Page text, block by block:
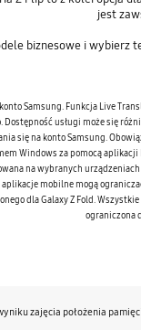
jest
biznesowe i wybierz
Samsung. Funkcja Live
usługi może się
się na konto Samsung.
Windows za pomocą
na wybranych
mobilne mogą
dla Galaxy Z Fold.
ograniczona
zajęcia położenia